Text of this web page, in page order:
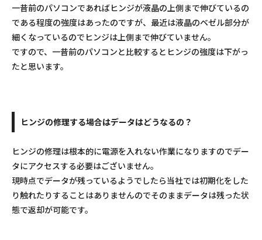
一昔前のパソコンであればヒンジが液晶の上側まで伸びているの
である程度の強度はあったのですが、最近は液晶のベゼル部分が
細くなっているのでヒンジは上側まで伸びていません。
ですので、一昔前のパソコンと比較するとヒンジの強度は下がっ
たと思います。
ヒンジの修理する場合はデータはどうなるの？
ヒンジの修理は根本的に電源を入れない作業になりますのでデー
タにアクセスする必要はございません。
現時点でデータが残っているようでしたら当社では初期化をした
り触れたりすることはありませんのでそのままデータは残った状
態で返却が可能です。